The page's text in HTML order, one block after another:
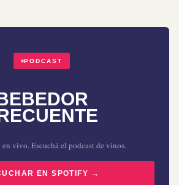
PODCAST
en vivo. Escuchá el podcast de vinos.
EN SPOTIFY →